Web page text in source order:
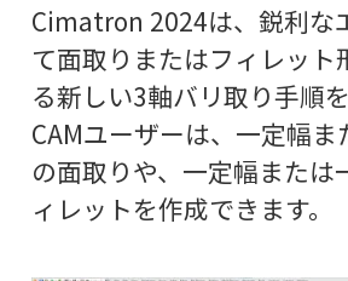
Cimatron 2024は、鋭利な
て面取りまたはフィレット
る新しい3軸バリ取り手順を
CAMユーザーは、一定幅ま
の面取りや、一定幅または
ィレットを作成できます。